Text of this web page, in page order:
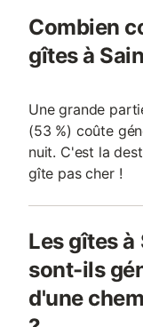
Combien
gîtes à
Une grande
(53 %) coûte
nuit. C'est la
gîte pas cher !
Les gîtes
sont-ils
d'une